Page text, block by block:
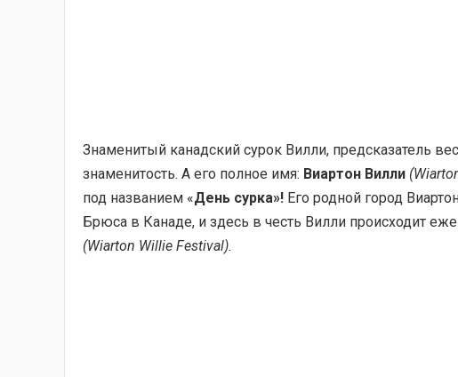
Знаменитый канадский сурок Вилли, предсказатель
знаменитость. А его полное имя: Виартон Вилли
под названием «День сурка»! Его родной город
Брюса в Канаде, и здесь в честь Вилли происходит
(Wiarton Willie Festival).